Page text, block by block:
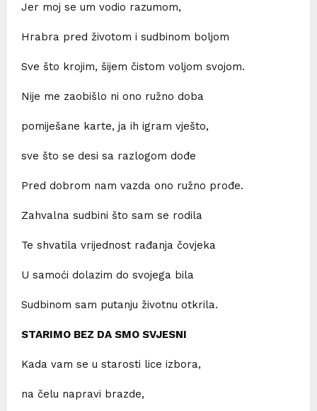
Jer moj se um vodio razumom,
Hrabra pred životom i sudbinom boljom
Sve što krojim, šijem čistom voljom svojom.
Nije me zaobišlo ni ono ružno doba
pomiješane karte, ja ih igram vješto,
sve što se desi sa razlogom dođe
Pred dobrom nam vazda ono ružno prođe.
Zahvalna sudbini što sam se rodila
Te shvatila vrijednost rađanja čovjeka
U samoći dolazim do svojega bila
Sudbinom sam putanju životnu otkrila.
STARIMO BEZ DA SMO SVJESNI
Kada vam se u starosti lice izbora,
na čelu napravi brazde,